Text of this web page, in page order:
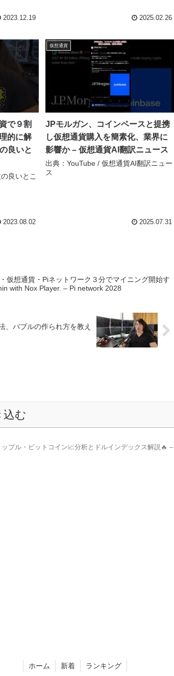
2023.12.19 2025.02.26
で９割
的に解
良いと
良いとこ
2023.08.02
仮想通貨
JPモルガン、コインベースと提携
し仮想通貨購入を簡素化、業界に
影響か – 仮想通貨AI翻訳ニュース
出典：YouTube / 仮想通貨AI翻訳ニュー
ス
2025.07.31
仮想通貨・Piネットワーク３分でマイニング開始す
with Nox Player. – Pi network 2028
、バブルの作られ方を教え
込む
プル・ビットコイン📈分析とドルインデックス解説🔥 –
ホーム 新着 ランキング